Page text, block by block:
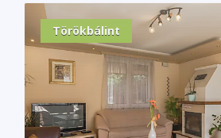
Törökbálint